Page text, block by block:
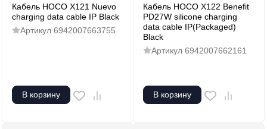
Кабель HOCO X121 Nuevo
charging data cable IP Black
Артикул 6942007663755
В корзину
Кабель HOCO X122 Benefit
PD27W silicone charging
data cable IP(Packaged)
Black
Артикул 6942007662161
В корзину